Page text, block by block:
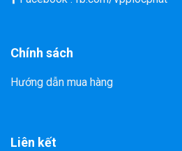
Chính sách
Hướng dẫn mua hàng
Liên kết